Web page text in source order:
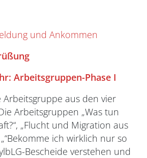
und Ankommen
Arbeitsgruppen-Phase I
Arbeitsgruppe aus den vier
Arbeitsgruppen „Was tun
„Flucht und Migration aus
ich wirklich nur so
Bescheide verstehen und